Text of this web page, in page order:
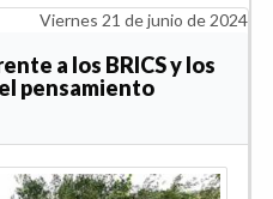
Viernes 21 de junio de 2024
a los BRICS y los
pensamiento